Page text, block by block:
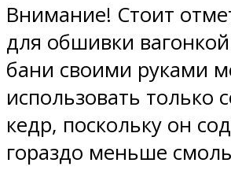
Внимание! Стоит
для обшивки
бани своими руками
использовать только
кедр, поскольку он
гораздо меньше